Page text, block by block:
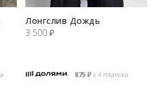
Лонгслив Дождь
3 500 ₽
875 ₽х 4 платежа